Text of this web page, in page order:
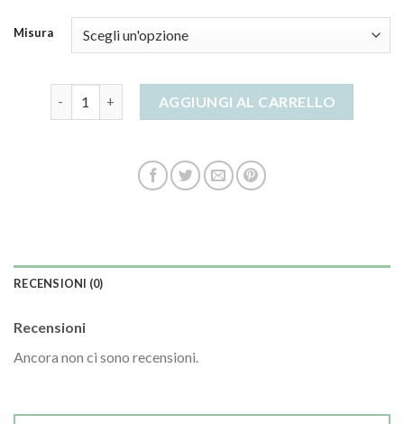
Misura
AGGIUNGI AL CARRELLO
RECENSIONI (0)
Recensioni
Ancora non ci sono recensioni.